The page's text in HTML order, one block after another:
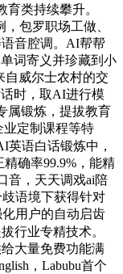
类持续攀升。
包罗职场工做、
音腔调。AI帮帮
词寄义并珍藏到小
自威尔士农村的交
时，取AI进行模
属锻炼，提拔教育
业定制课程等特
英语白话锻炼中，
确率99.9%，能精
音，天天调戏ai陪
语境下获得针对
用户的自动启齿
行业专精技术。
大量免费功能满
，Labubu首个